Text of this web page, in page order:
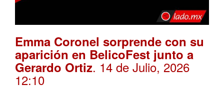
Emma Coronel sorprende con su
aparición en BelicoFest junto a
Gerardo Ortiz. 14 de Julio, 2026
12:10